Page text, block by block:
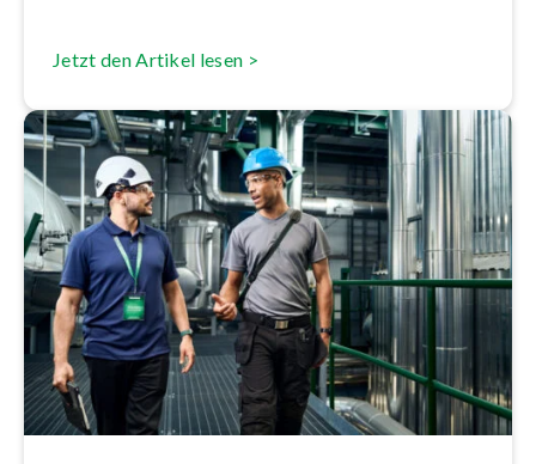
Jetzt den Artikel lesen >